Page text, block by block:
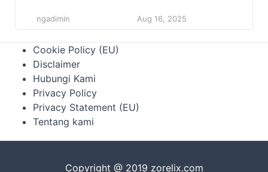
sedang kamu cari. Jangan lewatkan kesempatan
banget, apalagi kalau sesuai dengan minat dan
kualifikasi kamu. Nah, di artikel ini, kamu akan
menemukan […]
ngadimin Aug 16, 2025
Cookie Policy (EU)
Disclaimer
Hubungi Kami
Privacy Policy
Privacy Statement (EU)
Tentang kami
Copyright @ 2019 zorelix.com